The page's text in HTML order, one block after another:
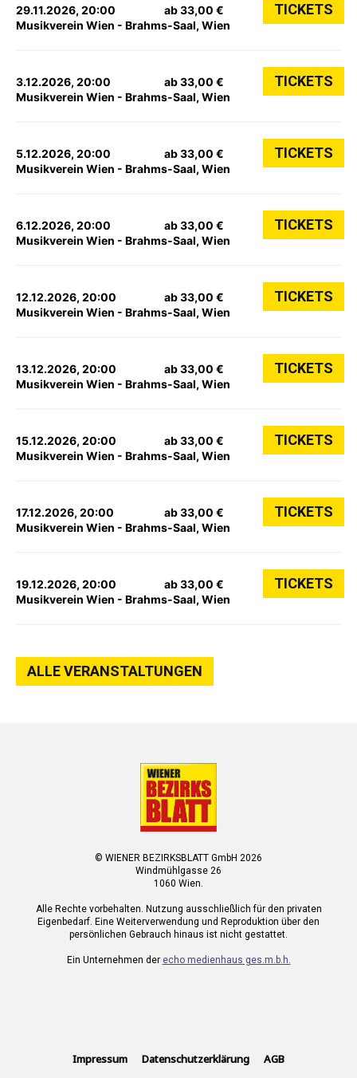
29.11.2026, 20:00
Musikverein Wien - Brahms-Saal, Wien
ab 33,00 € TICKETS
3.12.2026, 20:00
Musikverein Wien - Brahms-Saal, Wien
ab 33,00 € TICKETS
5.12.2026, 20:00
Musikverein Wien - Brahms-Saal, Wien
ab 33,00 € TICKETS
6.12.2026, 20:00
Musikverein Wien - Brahms-Saal, Wien
ab 33,00 € TICKETS
12.12.2026, 20:00
Musikverein Wien - Brahms-Saal, Wien
ab 33,00 € TICKETS
13.12.2026, 20:00
Musikverein Wien - Brahms-Saal, Wien
ab 33,00 € TICKETS
15.12.2026, 20:00
Musikverein Wien - Brahms-Saal, Wien
ab 33,00 € TICKETS
17.12.2026, 20:00
Musikverein Wien - Brahms-Saal, Wien
ab 33,00 € TICKETS
19.12.2026, 20:00
Musikverein Wien - Brahms-Saal, Wien
ab 33,00 € TICKETS
ALLE VERANSTALTUNGEN
© WIENER BEZIRKSBLATT GmbH 2026
Windmühlgasse 26
1060 Wien.
Alle Rechte vorbehalten. Nutzung ausschließlich für den privaten
Eigenbedarf. Eine Weiterverwendung und Reproduktion über den
persönlichen Gebrauch hinaus ist nicht gestattet.
Ein Unternehmen der echo medienhaus ges.m.b.h.
Impressum Datenschutzerklärung AGB